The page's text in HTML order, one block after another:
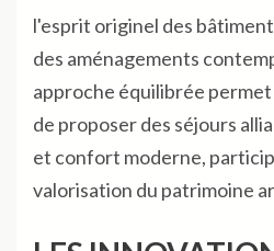
l'esprit originel des
des aménagements
approche équilibrée
de proposer des séjours
et confort moderne,
valorisation du patrimoine